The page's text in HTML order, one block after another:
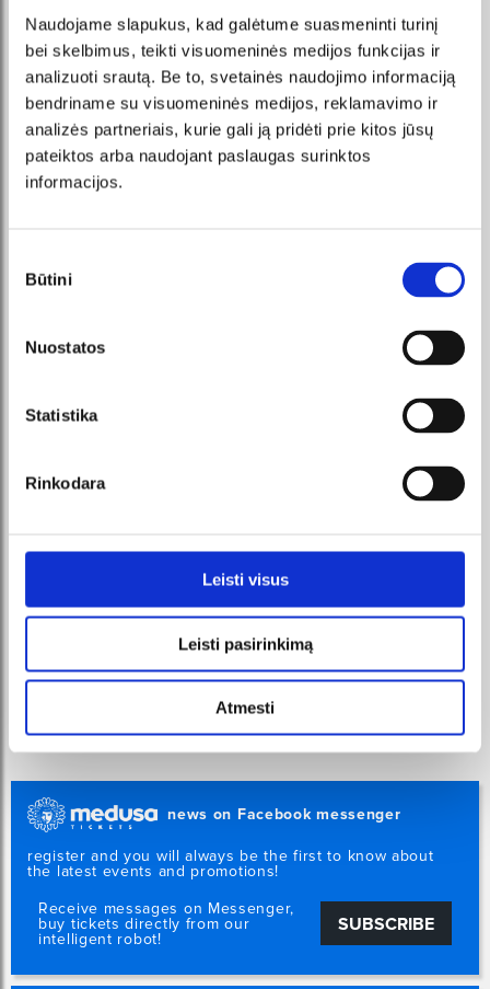
Naudojame slapukus, kad galėtume suasmeninti turinį
bei skelbimus, teikti visuomeninės medijos funkcijas ir
analizuoti srautą. Be to, svetainės naudojimo informaciją
bendriname su visuomeninės medijos, reklamavimo ir
analizės partneriais, kurie gali ją pridėti prie kitos jūsų
pateiktos arba naudojant paslaugas surinktos
informacijos.
pasirinkimas
Būtini
Nuostatos
Statistika
Rinkodara
Leisti visus
Leisti pasirinkimą
Atmesti
VIDEO GALLERY
PHOTO GALLERY
news on Facebook messenger
register and you will always be the first to know about
the latest events and promotions!
Receive messages on Messenger,
buy tickets directly from our
intelligent robot!
SUBSCRIBE